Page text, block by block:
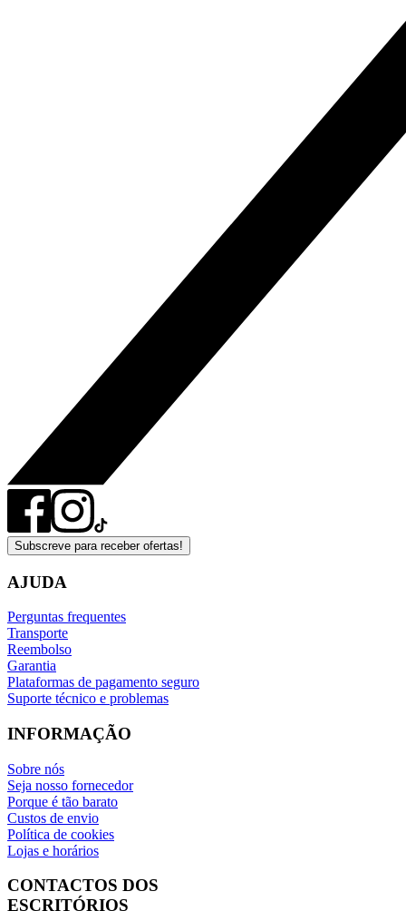
Subscreve para receber ofertas!
AJUDA
Perguntas frequentes
Transporte
Reembolso
Garantia
Plataformas de pagamento seguro
Suporte técnico e problemas
INFORMAÇÃO
Sobre nós
Seja nosso fornecedor
Porque é tão barato
Custos de envio
Política de cookies
Lojas e horários
CONTACTOS DOS
ESCRITÓRIOS